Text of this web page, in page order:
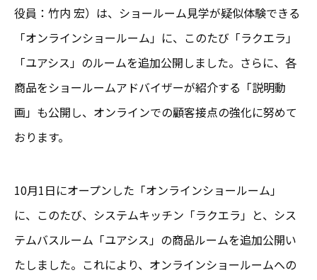
役員：竹内 宏）は、ショールーム見学が疑似体験できる
「オンラインショールーム」に、このたび「ラクエラ」
「ユアシス」のルームを追加公開しました。さらに、各
商品をショールームアドバイザーが紹介する「説明動
画」も公開し、オンラインでの顧客接点の強化に努めて
おります。
10月1日にオープンした「オンラインショールーム」
に、このたび、システムキッチン「ラクエラ」と、シス
テムバスルーム「ユアシス」の商品ルームを追加公開い
たしました。これにより、オンラインショールームへの